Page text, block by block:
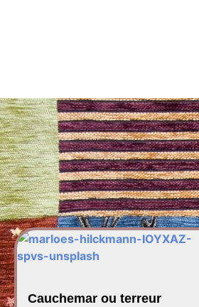
Cauchemar ou terreur